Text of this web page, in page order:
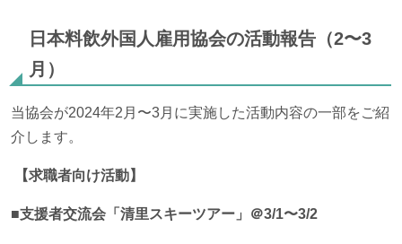
日本料飲外国人雇用協会の活動報告（2〜3
月）
当協会が2024年2月〜3月に実施した活動内容の一部をご紹
介します。
【求職者向け活動】
■支援者交流会「清里スキーツアー」＠3/1〜3/2